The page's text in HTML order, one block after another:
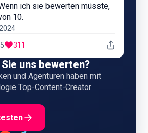
ich sie bewerten müsste,
10.
311
uns bewerten?
und Agenturen haben mit
Top-Content-Creator